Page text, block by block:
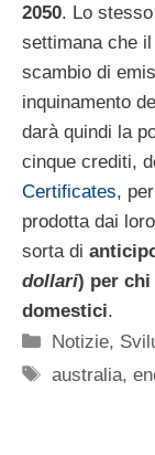
2050. Lo
settimana che
scambio di
inquinamento
darà quindi la
cinque crediti,
Certificates,
prodotta dai
sorta di
dollari) per
domestici.
Categorie
Notizie,
Tag
australia,